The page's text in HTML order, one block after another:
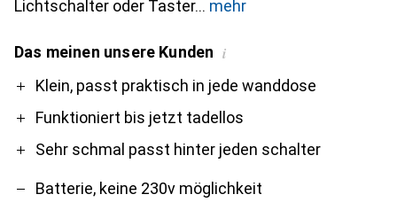
Lichtschalter oder Taster
mehr
Das meinen unsere Kunden i
ProKlein, passt praktisch in jede wanddose
Funktioniert bis jetzt tadellos
Sehr schmal passt hinter jeden schalter
Contra
Batterie, keine 230v möglichkeit